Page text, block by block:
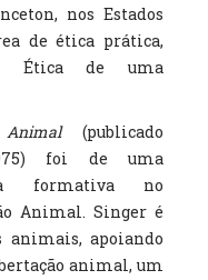
nos Estados
de ética prática,
Ética de uma
(publicado
foi de uma
formativa no
Animal. Singer é
animais, apoiando
animal, um